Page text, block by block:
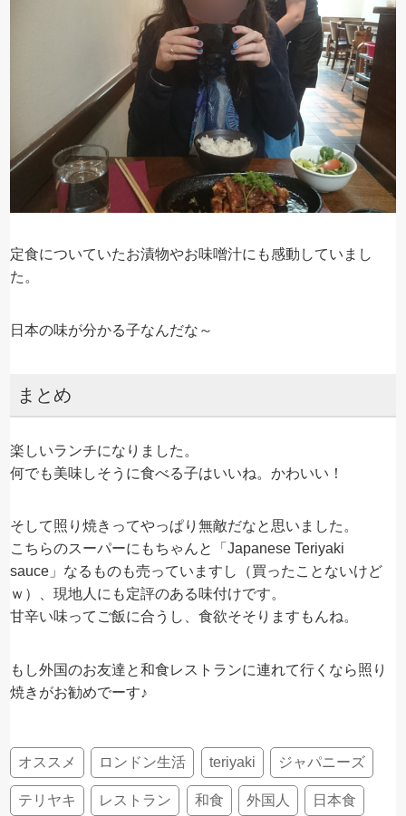
定食についていたお漬物やお味噌汁にも感動していまし
た。
日本の味が分かる子なんだな～
まとめ
楽しいランチになりました。
何でも美味しそうに食べる子はいいね。かわいい！
そして照り焼きってやっぱり無敵だなと思いました。
こちらのスーパーにもちゃんと「Japanese Teriyaki
sauce」なるものも売っていますし（買ったことないけど
ｗ）、現地人にも定評のある味付けです。
甘辛い味ってご飯に合うし、食欲そそりますもんね。
もし外国のお友達と和食レストランに連れて行くなら照り
焼きがお勧めでーす♪
オススメ ロンドン生活 teriyaki ジャパニーズ
テリヤキ レストラン 和食 外国人 日本食